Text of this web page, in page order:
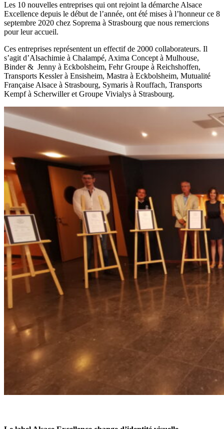
Les 10 nouvelles entreprises qui ont rejoint la démarche Alsace
Excellence depuis le début de l’année, ont été mises à l’honneur ce 8
septembre 2020 chez Soprema à Strasbourg que nous remercions
pour leur accueil.
Ces entreprises représentent un effectif de 2000 collaborateurs. Il
s’agit d’Alsachimie à Chalampé, Axima Concept à Mulhouse,
Binder & Jenny à Eckbolsheim, Fehr Groupe à Reichshoffen,
Transports Kessler à Ensisheim, Mastra à Eckbolsheim, Mutualité
Française Alsace à Strasbourg, Symaris à Rouffach, Transports
Kempf à Scherwiller et Groupe Vivialys à Strasbourg.